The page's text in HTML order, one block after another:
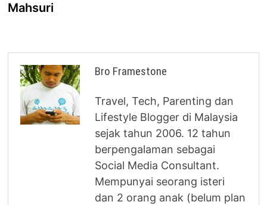
Mahsuri
Bro Framestone
Travel, Tech, Parenting dan
Lifestyle Blogger di Malaysia
sejak tahun 2006. 12 tahun
berpengalaman sebagai
Social Media Consultant.
Mempunyai seorang isteri
dan 2 orang anak (belum plan